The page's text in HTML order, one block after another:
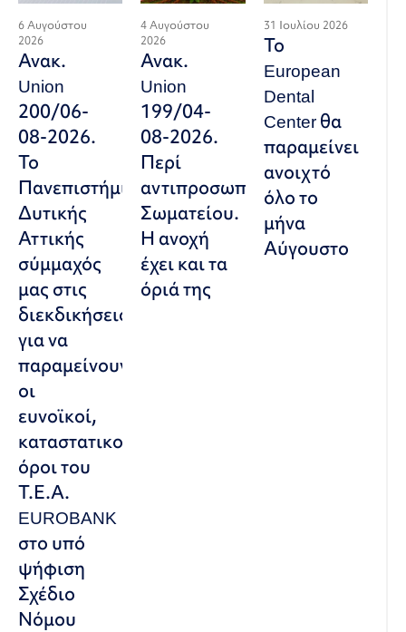
6 Αυγούστου
2026
Ανακ.
Union
200/06-
08-2026.
Το
Πανεπιστήμιο
Δυτικής
Αττικής
σύμμαχός
μας στις
διεκδικήσεις,
για να
παραμείνουν
οι
ευνοϊκοί,
καταστατικοί
όροι του
Τ.Ε.Α.
EUROBANK
στο υπό
ψήφιση
Σχέδιο
Νόμου
4 Αυγούστου
2026
Ανακ.
Union
199/04-
08-2026.
Περί
αντιπροσωπευτικού
Σωματείου.
Η ανοχή
έχει και τα
όριά της
31 Ιουλίου 2026
Το
European
Dental
Center θα
παραμείνει
ανοιχτό
όλο το
μήνα
Αύγουστο